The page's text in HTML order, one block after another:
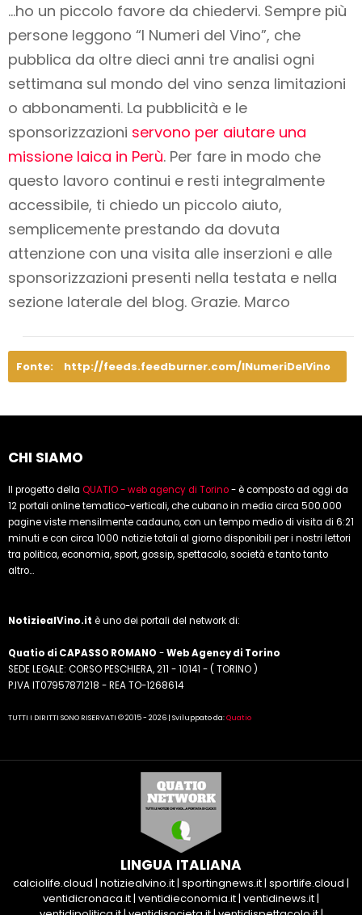
…ho un piccolo favore da chiedervi. Sempre più
persone leggono “I Numeri del Vino”, che
pubblica da oltre dieci anni tre analisi ogni
settimana sul mondo del vino senza limitazioni
o abbonamenti. La pubblicità e le
sponsorizzazioni servono per aiutare una
missione laica in Perù. Per fare in modo che
questo lavoro continui e resti integralmente
accessibile, ti chiedo un piccolo aiuto,
semplicemente prestando da dovuta
attenzione con una visita alle inserzioni e alle
sponsorizzazioni presenti nella testata e nella
sezione laterale del blog. Grazie. Marco
Fonte: http://feeds.feedburner.com/INumeriDelVino
CHI SIAMO
Il progetto della QUATIO - web agency di Torino- è composto ad oggi da
12 portali online tematico-verticali, che cubano in media circa 500.000
pagine viste mensilmente cadauno, con un tempo medio di visita di 6:21
minuti e con circa 1000 notizie totali al giorno disponibili per i nostri lettori
tra politica, economia, sport, gossip, spettacolo, società e tanto tanto
altro...
NotiziealVino.it è uno dei portali del network di:
Quatio di CAPASSO ROMANO -Web Agency di Torino
SEDE LEGALE: CORSO PESCHIERA, 211 - 10141 - ( TORINO )
P.IVA IT07957871218 - REA TO-1268614
TUTTI I DIRITTI SONO RISERVATI © 2015 - 2026 | Sviluppato da:Quatio
LINGUA ITALIANA
calciolife.cloud | notiziealvino.it| sportingnews.it| sportlife.cloud |
ventidicronaca.it| ventidieconomia.it| ventidinews.it|